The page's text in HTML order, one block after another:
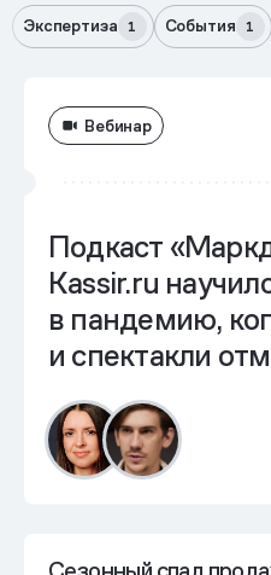
Экспертиза 1 События 1
Вебинар
Подкаст
Kassir.ru
в пандемию,
и спектакли